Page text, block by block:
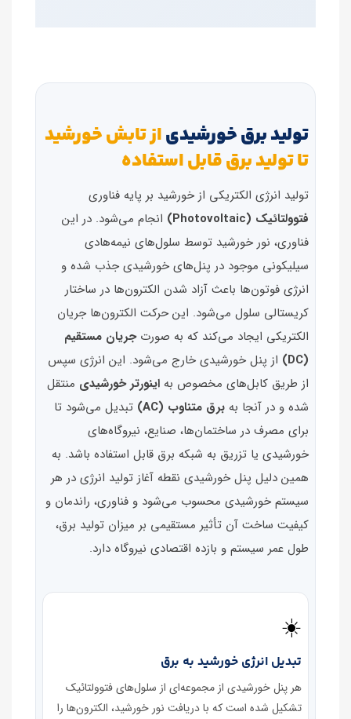
تولید برق خورشیدیاز تابش خورشید
تا تولید برق قابل استفاده
تولید انرژی الکتریکی از خورشید بر پایه فناوری
فتوولتائیک (Photovoltaic)
انجام می‌شود. در این
فناوری، نور خورشید توسط سلول‌های نیمه‌هادی
سیلیکونی موجود در پنل‌های خورشیدی جذب شده و
انرژی فوتون‌ها باعث آزاد شدن الکترون‌ها در ساختار
کریستالی سلول می‌شود. این حرکت الکترون‌ها جریان
الکتریکی ایجاد می‌کند که به صورتجریان مستقیم
(DC)
از پنل خورشیدی خارج می‌شود. این انرژی سپس
از طریق کابل‌های مخصوص به اینورتر خورشیدی منتقل
شده و در آنجا به برق متناوب (AC)
تبدیل می‌شود تا
برای مصرف در ساختمان‌ها، صنایع، نیروگاه‌های
خورشیدی یا تزریق به شبکه برق قابل استفاده باشد. به
همین دلیل پنل خورشیدی نقطه آغاز تولید انرژی در هر
سیستم خورشیدی محسوب می‌شود و فناوری، راندمان و
کیفیت ساخت آن تأثیر مستقیمی بر میزان تولید برق،
طول عمر سیستم و بازده اقتصادی نیروگاه دارد.
☀️
تبدیل انرژی خورشید به برق
هر پنل خورشیدی از مجموعه‌ای از سلول‌های فتوولتائیک
تشکیل شده است که با دریافت نور خورشید، الکترون‌ها را